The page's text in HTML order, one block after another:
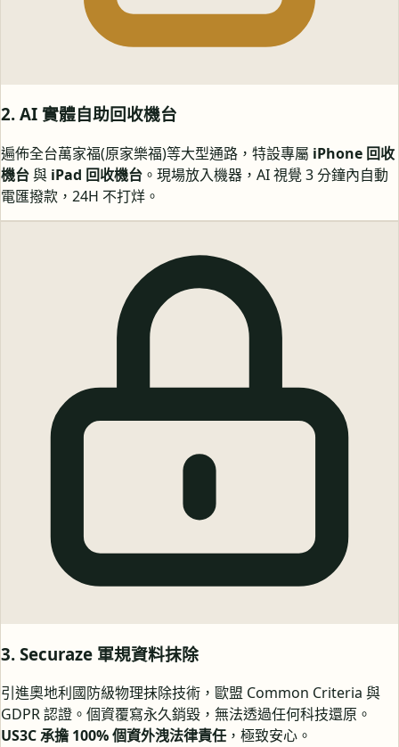
2. AI 實體自助回收機台
遍佈全台萬家福(原家樂福)等大型通路，特設專屬 iPhone 回收
機台與 iPad 回收機台 。現場放入機器，AI 視覺 3 分鐘內自動
電匯撥款，24H 不打烊。
3. Securaze 軍規資料抹除
引進奧地利國防級物理抹除技術，歐盟 Common Criteria 與
GDPR 認證。個資覆寫永久銷毀，無法透過任何科技還原。
US3C 承擔 100% 個資外洩法律責任 ，極致安心。